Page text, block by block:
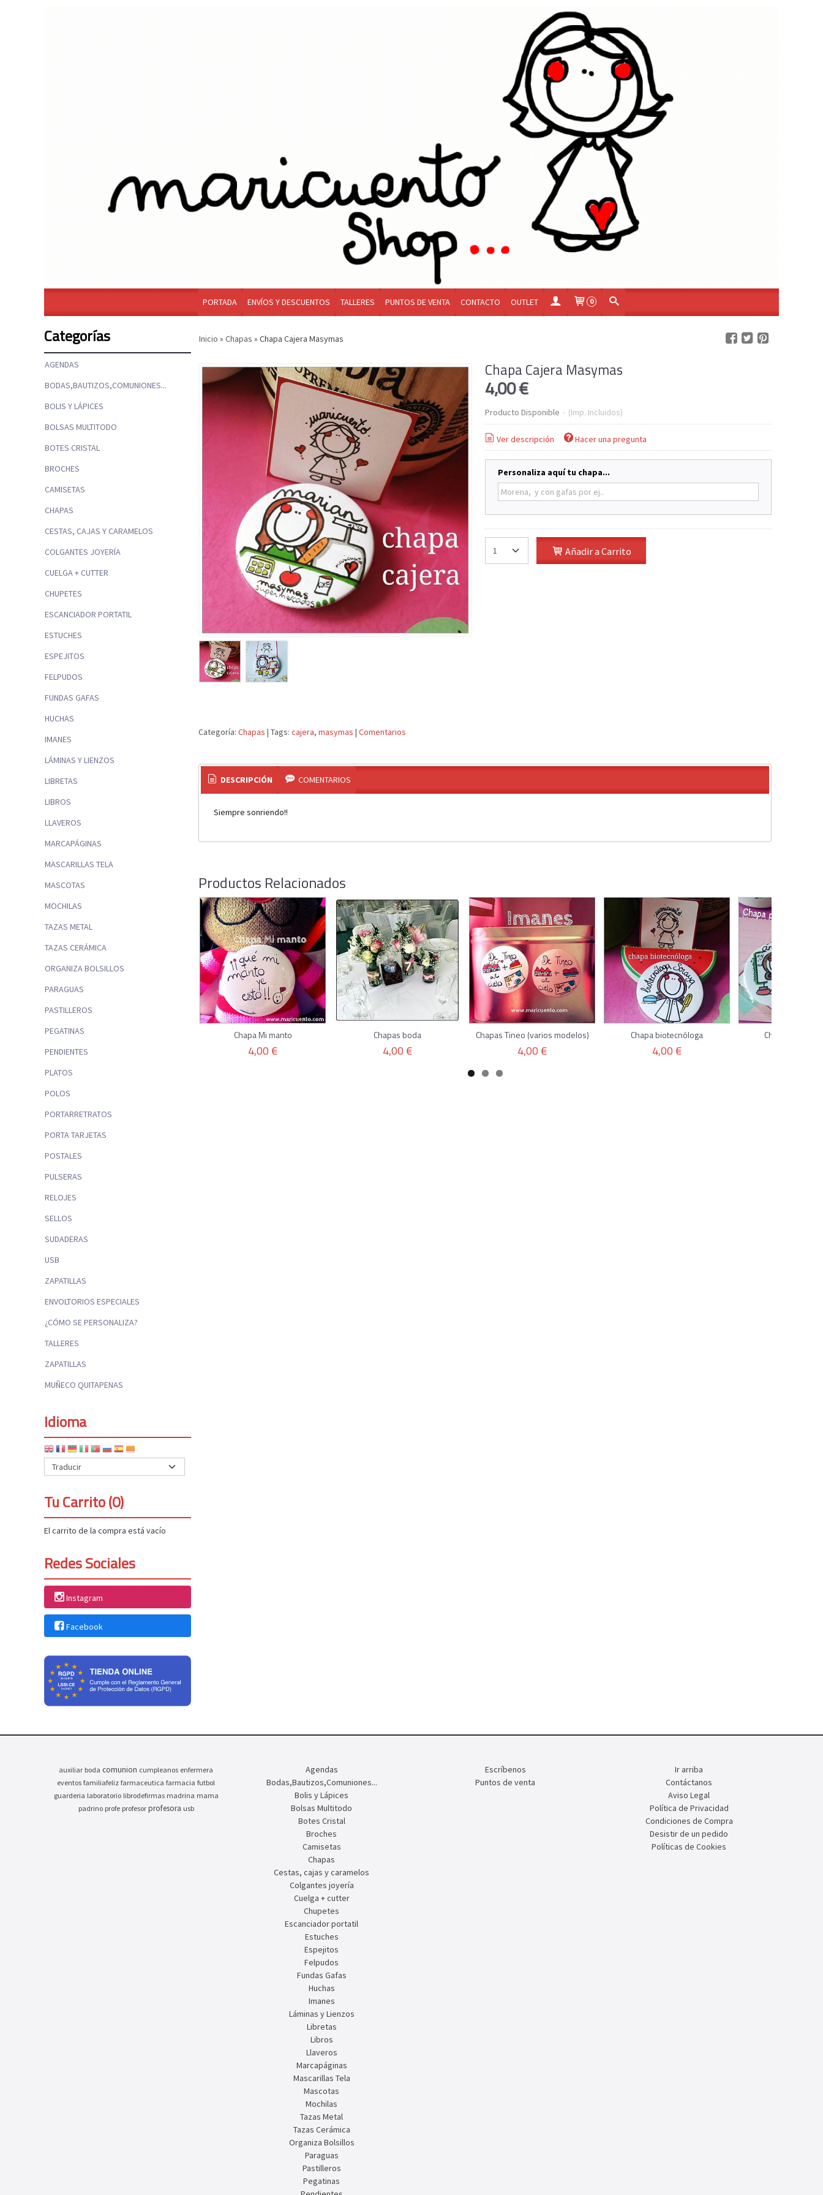
PORTADA ENVÍOS Y DESCUENTOS TALLERES PUNTOS DE VENTA CONTACTO OUTLET 0
Categorías
AGENDAS
BODAS,BAUTIZOS,COMUNIONES...
BOLIS Y LÁPICES
BOLSAS MULTITODO
BOTES CRISTAL
BROCHES
CAMISETAS
CHAPAS
CESTAS, CAJAS Y CARAMELOS
COLGANTES JOYERÍA
CUELGA + CUTTER
CHUPETES
ESCANCIADOR PORTATIL
ESTUCHES
ESPEJITOS
FELPUDOS
FUNDAS GAFAS
HUCHAS
IMANES
LÁMINAS Y LIENZOS
LIBRETAS
LIBROS
LLAVEROS
MARCAPÁGINAS
MASCARILLAS TELA
MASCOTAS
MOCHILAS
TAZAS METAL
TAZAS CERÁMICA
ORGANIZA BOLSILLOS
PARAGUAS
PASTILLEROS
PEGATINAS
PENDIENTES
PLATOS
POLOS
PORTARRETRATOS
PORTA TARJETAS
POSTALES
PULSERAS
RELOJES
SELLOS
SUDADERAS
USB
ZAPATILLAS
ENVOLTORIOS ESPECIALES
¿CÓMO SE PERSONALIZA?
TALLERES
ZAPATILLAS
MUÑECO QUITAPENAS
Idioma
Tu Carrito (0)
El carrito de la compra está vacío
Redes Sociales
Instagram
Facebook
Inicio » Chapas » Chapa Cajera Masymas
Chapa Cajera Masymas
4,00 €
Producto Disponible - (Imp. Incluidos)
Ver descripción Hacer una pregunta
Personaliza aquí tu chapa...
Añadir a Carrito
Categoría: Chapas | Tags: cajera masymas | Comentarios
DESCRIPCIÓN COMENTARIOS
Siempre sonriendo!!
Productos Relacionados
Chapa Mi manto
4,00 €
Chapas boda
4,00 €
Chapas Tineo (varios modelos)
4,00 €
Chapa biotecnóloga
4,00 €
Chapa profe
auxiliar boda comunion cumpleanos enfermera
eventos familiafeliz farmaceutica farmacia futbol
guarderia laboratorio librodefirmas madrina mama
padrino profe profesor profesora usb
Agendas
Bodas,Bautizos,Comuniones...
Bolis y Lápices
Bolsas Multitodo
Botes Cristal
Broches
Camisetas
Chapas
Cestas, cajas y caramelos
Colgantes joyería
Cuelga + cutter
Chupetes
Escanciador portatil
Estuches
Espejitos
Felpudos
Fundas Gafas
Huchas
Imanes
Láminas y Lienzos
Libretas
Libros
Llaveros
Marcapáginas
Mascarillas Tela
Mascotas
Mochilas
Tazas Metal
Tazas Cerámica
Organiza Bolsillos
Paraguas
Pastilleros
Pegatinas
Escríbenos
Puntos de venta
Ir arriba
Contáctanos
Aviso Legal
Política de Privacidad
Condiciones de Compra
Desistir de un pedido
Políticas de Cookies